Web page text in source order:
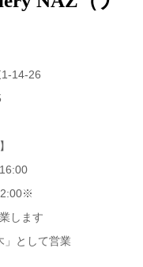
14-26
します
として営業